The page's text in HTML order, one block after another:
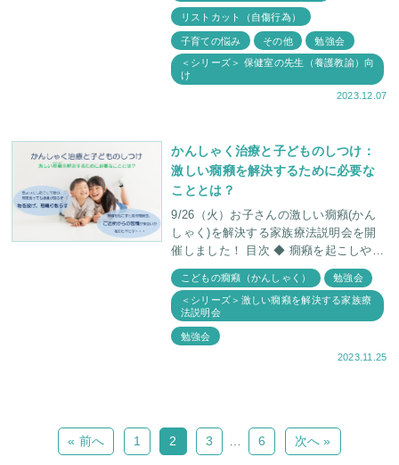
リストカット（自傷行為）
子育ての悩み その他 勉強会
＜シリーズ＞ 保健室の先生（養護教諭）向
け
2023.12.07
かんしゃく治療と子どものしつけ：
激しい癇癪を解決するために必要な
こととは？
9/26（火）お子さんの激しい癇癪(かん
しゃく)を解決する家族療法説明会を開
催しました！ 目次 ◆ 癇癪を起こしやす
い年齢と発達障害 癇癪はお子さんが小
さな頃だけ
こどもの癇癪（かんしゃく） 勉強会
＜シリーズ＞激しい癇癪を解決する家族療
法説明会
勉強会
2023.11.25
« 前へ 1 2 3 6 次へ »